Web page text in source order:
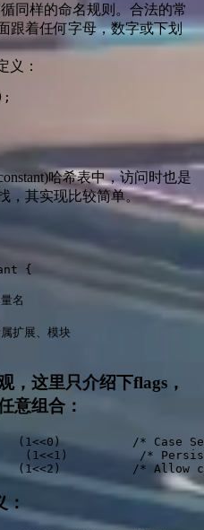
同样的命名规则。合法的常
跟着任何字母，数字或下划
义：
哈希表中，访问时也是
，其实现比较简单。
{
名
扩展、模块
，这里只介绍下flags，
意组合：
(1<<0)          /* Case
(1<<1)          /*
(1<<2)          /*